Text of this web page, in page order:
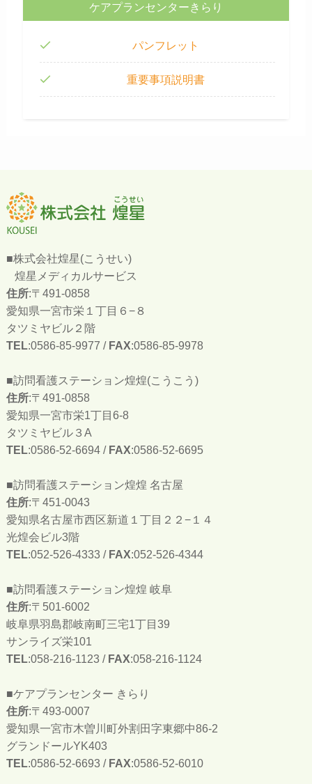
ケアプランセンターきらり
パンフレット
重要事項説明書
■株式会社煌星(こうせい)
煌星メディカルサービス
住所:〒491-0858
愛知県一宮市栄１丁目６−８
タツミヤビル２階
TEL:0586-85-9977 / FAX:0586-85-9978
■訪問看護ステーション煌煌(こうこう)
住所:〒491-0858
愛知県一宮市栄1丁目6-8
タツミヤビル３A
TEL:0586-52-6694 / FAX:0586-52-6695
■訪問看護ステーション煌煌 名古屋
住所:〒451-0043
愛知県名古屋市西区新道１丁目２２−１４
光煌会ビル3階
TEL:052-526-4333 / FAX:052-526-4344
■訪問看護ステーション煌煌 岐阜
住所:〒501-6002
岐阜県羽島郡岐南町三宅1丁目39
サンライズ栄101
TEL:058-216-1123 / FAX:058-216-1124
■ケアプランセンター きらり
住所:〒493-0007
愛知県一宮市木曽川町外割田字東郷中86-2
グランドールYK403
TEL:0586-52-6693 / FAX:0586-52-6010